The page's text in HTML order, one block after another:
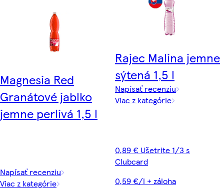
Magnesia Red
Granátové jablko
jemne perlivá 1,5 l
Napísať recenziu
Viac z kategórie
Rajec Malina jemne
sýtená 1,5 l
Napísať recenziu
Viac z kategórie
0,89 € Ušetrite 1/3 s
Clubcard
0,59 €/l + záloha